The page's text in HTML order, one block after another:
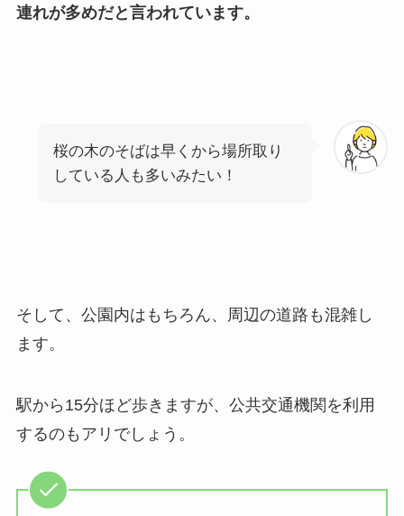
連れが多めだと言われています。
桜の木のそばは早くから場所取り
している人も多いみたい！
そして、公園内はもちろん、周辺の道路も混雑し
ます。
駅から15分ほど歩きますが、公共交通機関を利用
するのもアリでしょう。